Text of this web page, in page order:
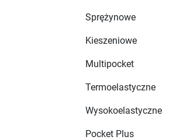
Sprężynowe
Kieszeniowe
Multipocket
Termoelastyczne
Wysokoelastyczne
Pocket Plus